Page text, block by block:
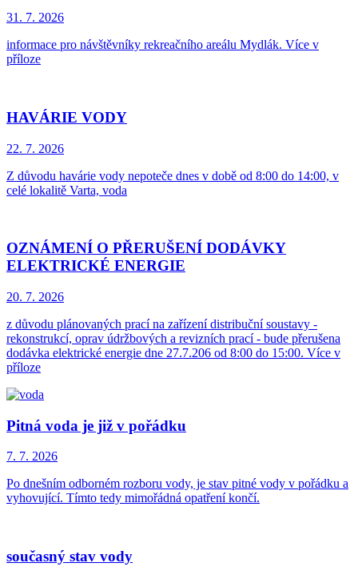
31. 7. 2026
informace pro návštěvníky rekreačního areálu Mydlák. Více v
příloze
HAVÁRIE VODY
22. 7. 2026
Z důvodu havárie vody nepoteče dnes v době od 8:00 do 14:00, v
celé lokalitě Varta, voda
OZNÁMENÍ O PŘERUŠENÍ DODÁVKY
ELEKTRICKÉ ENERGIE
20. 7. 2026
z důvodu plánovaných prací na zařízení distribuční soustavy -
rekonstrukcí, oprav údržbových a revizních prací - bude přerušena
dodávka elektrické energie dne 27.7.206 od 8:00 do 15:00. Více v
příloze
Pitná voda je již v pořádku
7. 7. 2026
Po dnešním odborném rozboru vody, je stav pitné vody v pořádku a
vyhovující. Tímto tedy mimořádná opatření končí.
současný stav vody